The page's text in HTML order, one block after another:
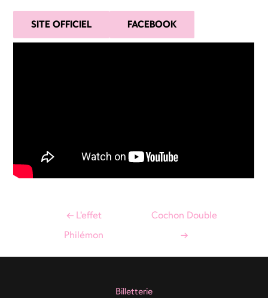
SITE OFFICIEL FACEBOOK
Navigation
←L'effet
Philémon
Cochon Double
→
Billetterie